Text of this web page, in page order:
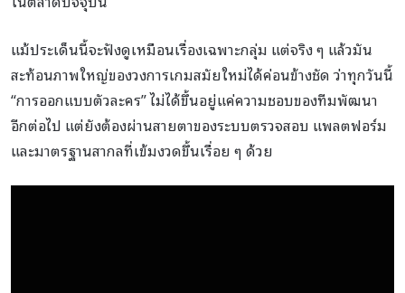
แม้ประเด็นนี้จะฟังดูเหมือนเรื่องเฉพาะกลุ่ม แต่จริง ๆ แล้วมัน
สะท้อนภาพใหญ่ของวงการเกมสมัยใหม่ได้ค่อนข้างชัด ว่าทุกวันนี้
“การออกแบบตัวละคร” ไม่ได้ขึ้นอยู่แค่ความชอบของทีมพัฒนา
อีกต่อไป แต่ยังต้องผ่านสายตาของระบบตรวจสอบ แพลตฟอร์ม
และมาตรฐานสากลที่เข้มงวดขึ้นเรื่อย ๆ ด้วย